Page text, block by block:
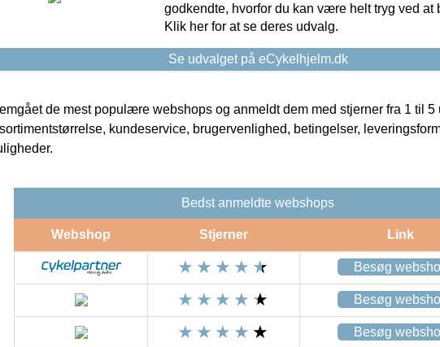
godkendte, hvorfor du kan være helt tryg ved at
Klik her for at se deres udvalg.
Se udvalget på eCykelhjelm.dk
de mest populære webshops og anmeldt dem med stjerner fra 1 til 5
kundeservice, brugervenlighed, betingelser,
Bedst anmeldte webshops
Webshop Stjerner Link
Besøg
Besøg
Besøg